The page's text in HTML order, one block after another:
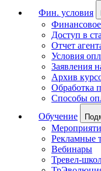
Фин. условия
Финансовое
Доступ в
Отчет
Условия
Заявления
Архив
Обработка
Способы
Обучение
Рекламные
Вебинары
Тревел-